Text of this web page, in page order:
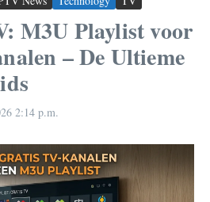
M3U Playlist voor
– De Ultieme
2:14 p.m.